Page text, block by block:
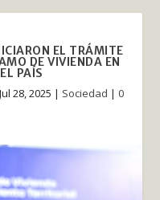
EL TRÁMITE
DE VIVIENDA EN
PAÍS
Jul 28, 2025 | Sociedad | 0